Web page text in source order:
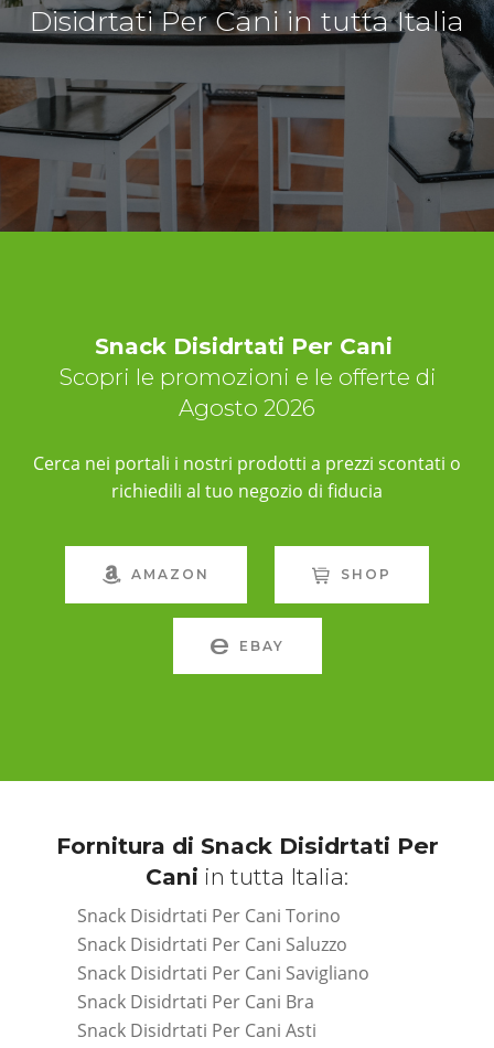
Disidrtati Per Cani in tutta Italia
Snack Disidrtati Per Cani
Scopri le promozioni e le offerte di
Agosto 2026
Cerca nei portali i nostri prodotti a prezzi scontati o
richiedili al tuo negozio di fiducia
AMAZON SHOP
EBAY
Fornitura di Snack Disidrtati Per
Cani in tutta Italia:
Snack Disidrtati Per Cani Torino
Snack Disidrtati Per Cani Saluzzo
Snack Disidrtati Per Cani Savigliano
Snack Disidrtati Per Cani Bra
Snack Disidrtati Per Cani Asti